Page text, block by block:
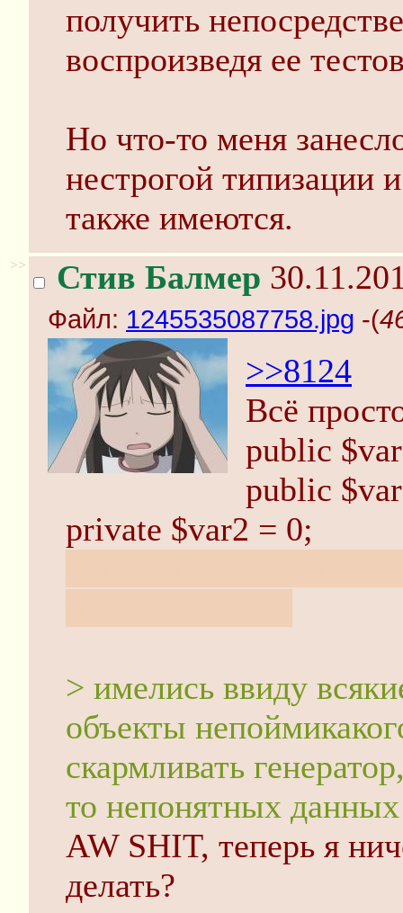
получить
воспроизведя ее
Но что-то меня
нестрогой типизации
также имеются.
>> Стив Балмер
Файл: 1245535087758.jpg -(
>>8124
Всё
public
public
private $var2 = 0;
> имелись ввиду
объекты
скармливать
то непонятных
AW SHIT, теперь я
делать?